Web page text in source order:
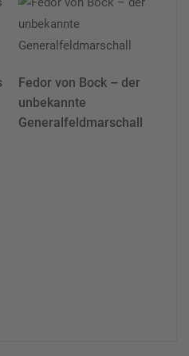
Fedor von Bock – der
unbekannte
Generalfeldmarschall